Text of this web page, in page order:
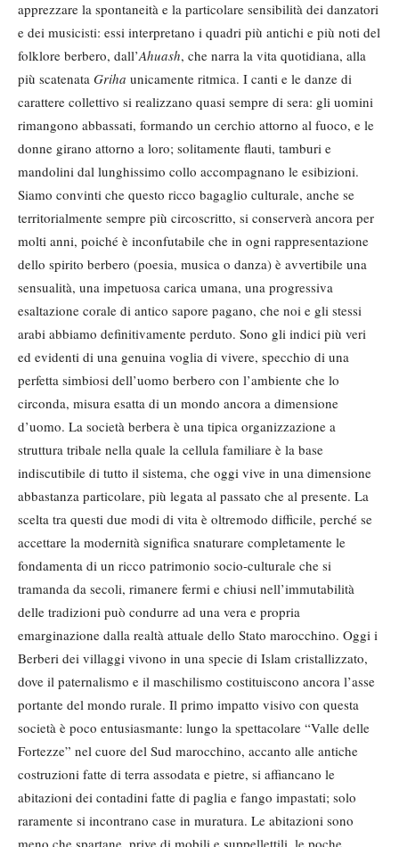
apprezzare la spontaneità e la particolare sensibilità dei danzatori
e dei musicisti: essi interpretano i quadri più antichi e più noti del
folklore berbero, dall’Ahuash, che narra la vita quotidiana, alla
più scatenata Griha unicamente ritmica. I canti e le danze di
carattere collettivo si realizzano quasi sempre di sera: gli uomini
rimangono abbassati, formando un cerchio attorno al fuoco, e le
donne girano attorno a loro; solitamente flauti, tamburi e
mandolini dal lunghissimo collo accompagnano le esibizioni.
Siamo convinti che questo ricco bagaglio culturale, anche se
territorialmente sempre più circoscritto, si conserverà ancora per
molti anni, poiché è inconfutabile che in ogni rappresentazione
dello spirito berbero (poesia, musica o danza) è avvertibile una
sensualità, una impetuosa carica umana, una progressiva
esaltazione corale di antico sapore pagano, che noi e gli stessi
arabi abbiamo definitivamente perduto. Sono gli indici più veri
ed evidenti di una genuina voglia di vivere, specchio di una
perfetta simbiosi dell’uomo berbero con l’ambiente che lo
circonda, misura esatta di un mondo ancora a dimensione
d’uomo. La società berbera è una tipica organizzazione a
struttura tribale nella quale la cellula familiare è la base
indiscutibile di tutto il sistema, che oggi vive in una dimensione
abbastanza particolare, più legata al passato che al presente. La
scelta tra questi due modi di vita è oltremodo difficile, perché se
accettare la modernità significa snaturare completamente le
fondamenta di un ricco patrimonio socio-culturale che si
tramanda da secoli, rimanere fermi e chiusi nell’immutabilità
delle tradizioni può condurre ad una vera e propria
emarginazione dalla realtà attuale dello Stato marocchino. Oggi i
Berberi dei villaggi vivono in una specie di Islam cristallizzato,
dove il paternalismo e il maschilismo costituiscono ancora l’asse
portante del mondo rurale. Il primo impatto visivo con questa
società è poco entusiasmante: lungo la spettacolare “Valle delle
Fortezze” nel cuore del Sud marocchino, accanto alle antiche
costruzioni fatte di terra assodata e pietre, si affiancano le
abitazioni dei contadini fatte di paglia e fango impastati; solo
raramente si incontrano case in muratura. Le abitazioni sono
meno che spartane, prive di mobili e suppellettili, le poche